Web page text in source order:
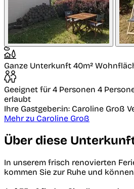
Ganze Unterkunft 40m²
Geeignet für 4 Personen 4
erlaubt
Ihre Gastgeber:in: Caroline Groß
Mehr zu Caroline Groß
Über diese
In unserem frisch renovierten
kommen Sie zur Ruhe und